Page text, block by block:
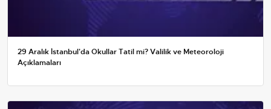
29 Aralık İstanbul'da Okullar Tatil mi? Valilik ve Meteoroloji
Açıklamaları